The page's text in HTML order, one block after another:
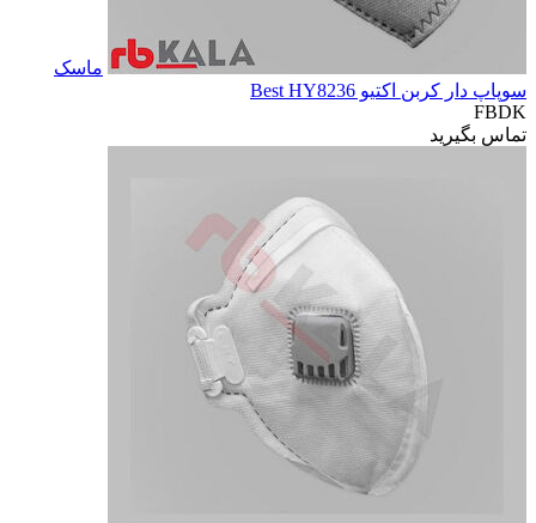
ماسک
سوپاپ دار کربن اکتیو Best HY8236
FBDK
تماس بگیرید